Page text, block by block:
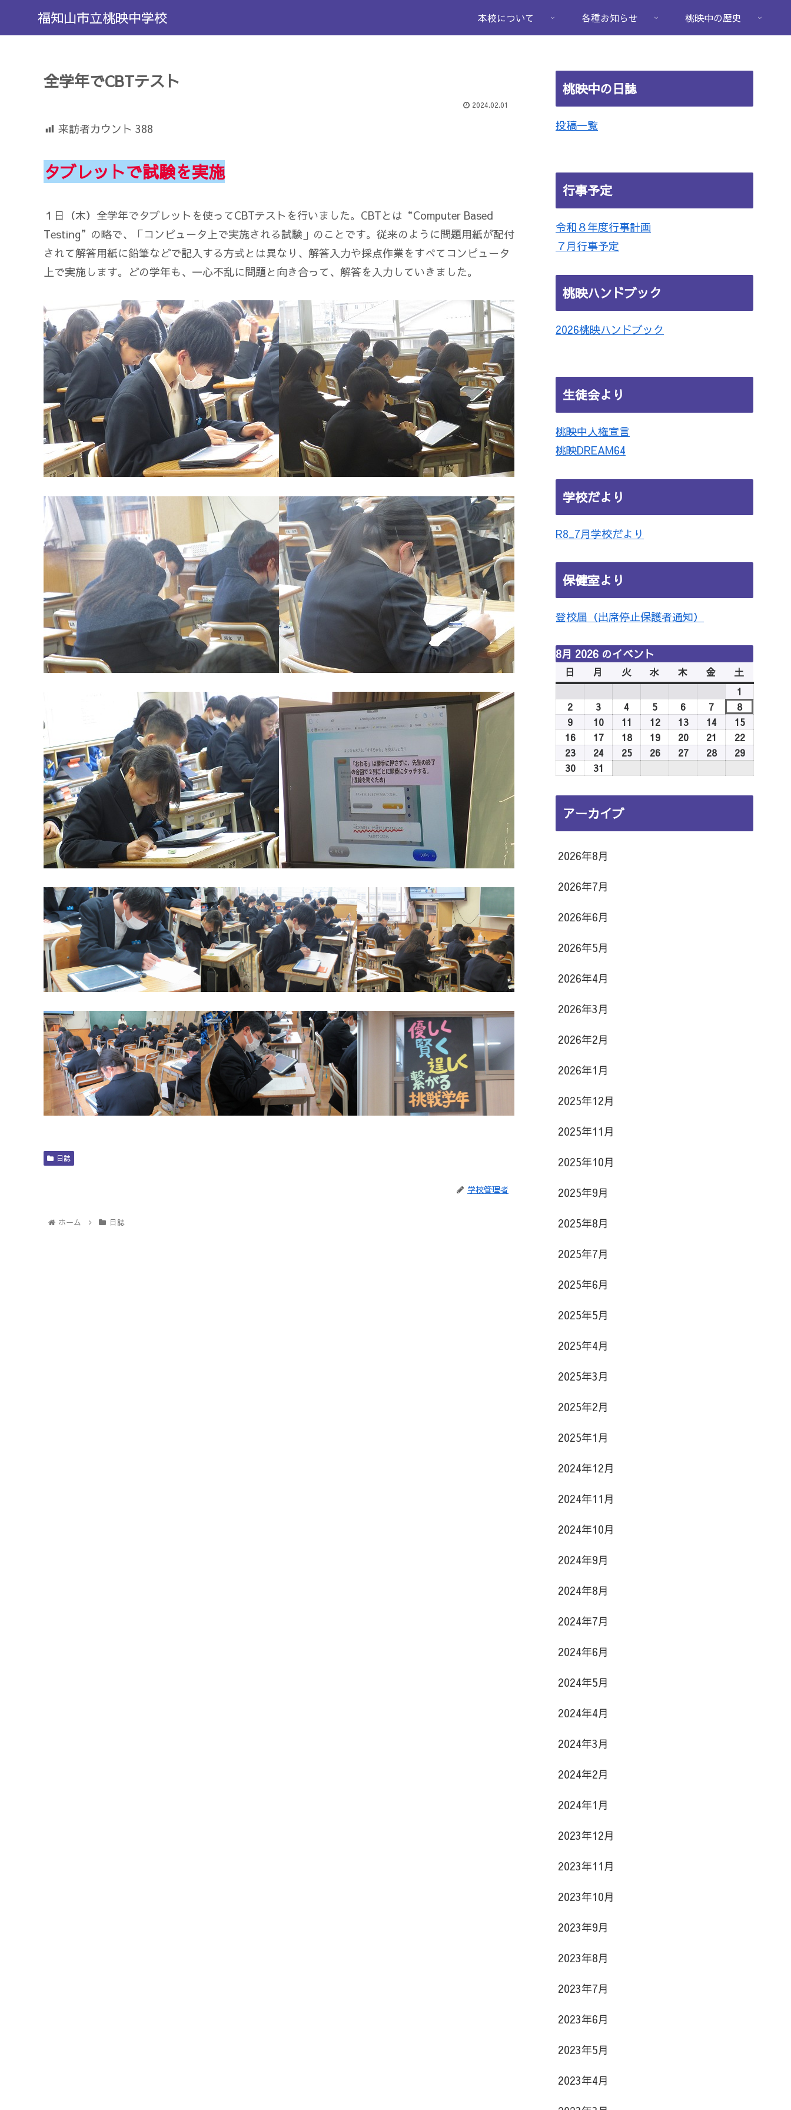
福知山市立桃映中学校 本校について 各種お知らせ 桃映中の歴史
全学年でCBTテスト
2024.02.01
来訪者カウント 388
タブレットで試験を実施
１日（木）全学年でタブレットを使ってCBTテストを行いました。CBTとは“Computer Based
Testing”の略で、「コンピュータ上で実施される試験」のことです。従来のように問題用紙が配付
されて解答用紙に鉛筆などで記入する方式とは異なり、解答入力や採点作業をすべてコンピュータ
上で実施します。どの学年も、一心不乱に問題と向き合って、解答を入力していきました。
日誌
学校管理者
ホーム 日誌
桃映中の日誌
投稿一覧
行事予定
令和８年度行事計画
７月行事予定
桃映ハンドブック
2026桃映ハンドブック
生徒会より
桃映中人権宣言
桃映DREAM64
学校だより
R8_7月学校だより
保健室より
登校届（出席停止保護者通知）
8月 2026 のイベント
日
曜
日
月
曜
日
火
曜
日
水
曜
日
木
曜
日
金
曜
日
土
曜
日
1
年
8
月
1
日
2
8
月
2
日
3
年
8
月
3
日
4
年
8
月
日
5
年
8
月
日
6
年
8
月
日
7
年
8
月
日
82026
年
8
月
日
9
年
8
月
日
102026
年
8
日
11 2026
年
8
日
122026
年
8
日
132026
年
8
日
142026
8
日
152026
年
8
日
162026
年
8
16
日
172026
年
17
日
182026
年
18
192026
年
19
202026
年
20
21 2026
年
21
222026
年
22
232026
年
月
23
242026
月
24
252026
月
262026
月
272026
月
282026
月
292026
月
302026
8
月
31
8
月
アーカイブ
2026年8月
2026年7月
2026年6月
2026年5月
2026年4月
2026年3月
2026年2月
2026年1月
2025年12月
2025年11月
2025年10月
2025年9月
2025年8月
2025年7月
2025年6月
2025年5月
2025年4月
2025年3月
2025年2月
2025年1月
2024年12月
2024年11月
2024年10月
2024年9月
2024年8月
2024年7月
2024年6月
2024年5月
2024年4月
2024年3月
2024年2月
2024年1月
2023年12月
2023年11月
2023年10月
2023年9月
2023年8月
2023年7月
2023年6月
2023年5月
2023年4月